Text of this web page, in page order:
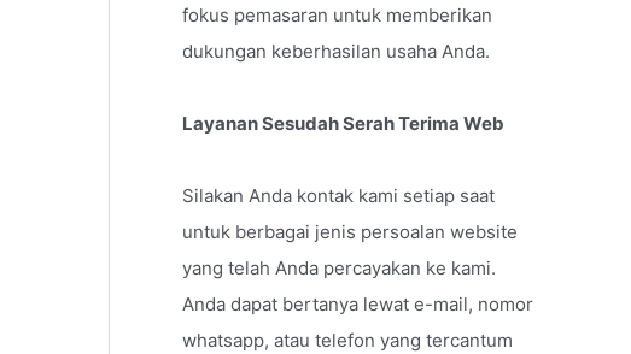
fokus pemasaran untuk memberikan
dukungan keberhasilan usaha Anda.
Layanan Sesudah Serah Terima Web
Silakan Anda kontak kami setiap saat
untuk berbagai jenis persoalan website
yang telah Anda percayakan ke kami.
Anda dapat bertanya lewat e-mail, nomor
whatsapp, atau telefon yang tercantum